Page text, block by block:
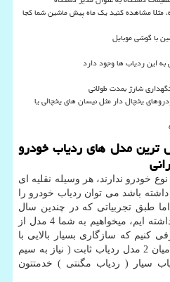
مثلا مشاهده کنید یک ماه پیش ماشین شما کجا
با گوشی موبایل
این ردیاب ها وجود دارد
شارژ بمدت طولانی
یخچال دار مثل نیسان های یخچالی یا
ترین مدل های ردیاب خودرو
خودرو ندارند، هر وسیله نقلیه ای
باشد می توان ردیاب خودرو را
طبق تجربیاتی که در چندین سال
گذشته در زمینه فروش ردیاب داشته ایم، میخواهیم به شما 4 مدل از
کنیم که سازگاری بسیار بالایی با
خودروهای ایرانی دارند، از این میان 2 مدل ردیاب ثابت ( نیاز به سیم
هم ردیاب سیار ( ردیاب مگنتی ) خدمتتون